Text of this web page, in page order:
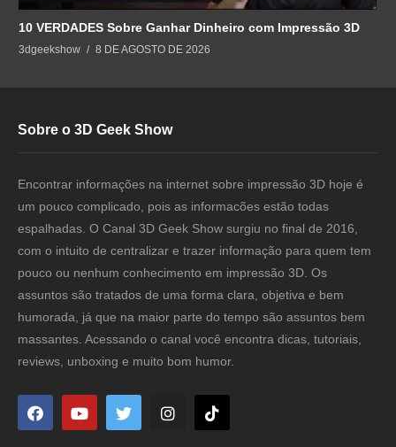
10 VERDADES Sobre Ganhar Dinheiro com Impressão 3D
3dgeekshow 8 DE AGOSTO DE 2026
Sobre o 3D Geek Show
Encontrar informações na internet sobre impressão 3D hoje é
um pouco complicado, pois as informacões estão todas
espalhadas. O Canal 3D Geek Show surgiu no final de 2016,
com o intuito de centralizar e trazer informação para quem tem
pouco ou nenhum conhecimento em impressão 3D. Os
assuntos são tratados de uma forma clara, objetiva e bem
humorada, já que na maior parte do tempo são assuntos bem
massantes. Acessando o canal você encontra dicas, tutoriais,
reviews, unboxing e muito bom humor.